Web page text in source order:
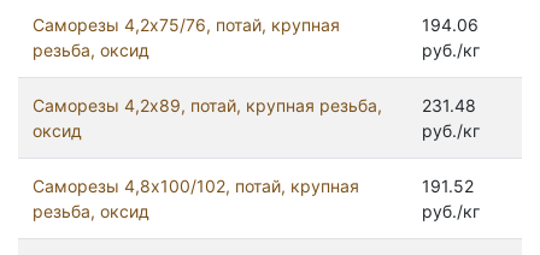
Саморезы 4,2x75/76, потай, крупная
резьба, оксид
194.06
руб./кг
Саморезы 4,2x89, потай, крупная резьба,
оксид
231.48
руб./кг
Саморезы 4,8х100/102, потай, крупная
резьба, оксид
191.52
руб./кг